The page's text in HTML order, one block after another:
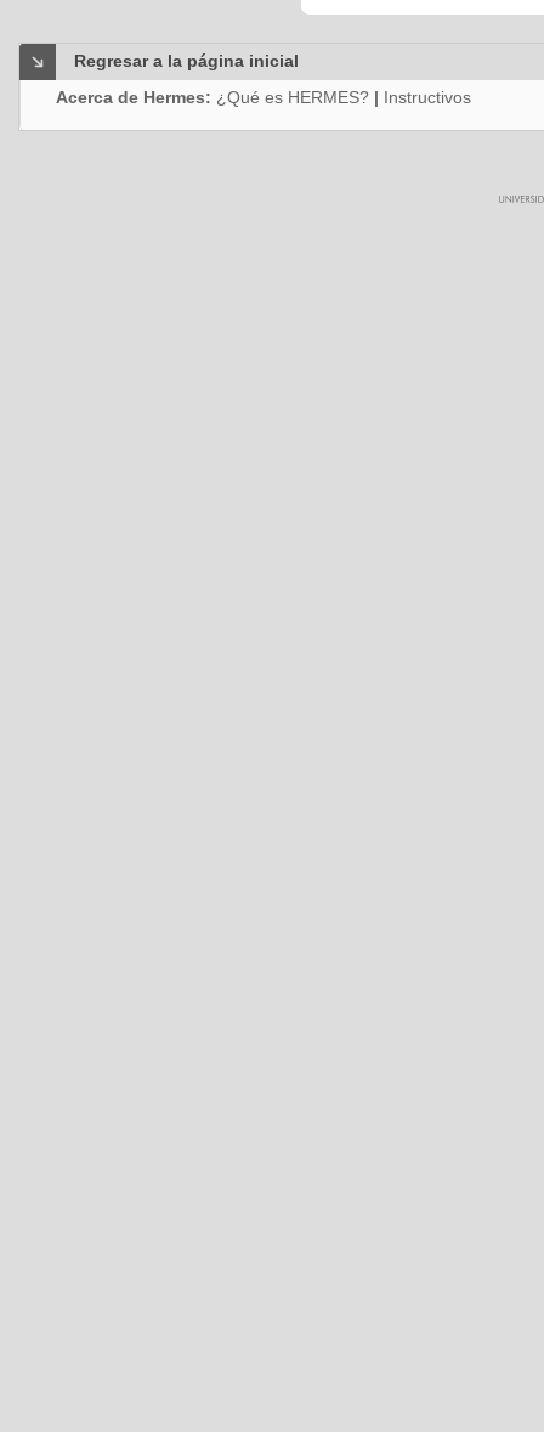
Regresar a la página inicial
Acerca de Hermes: ¿Qué es HERMES? | Instructivos